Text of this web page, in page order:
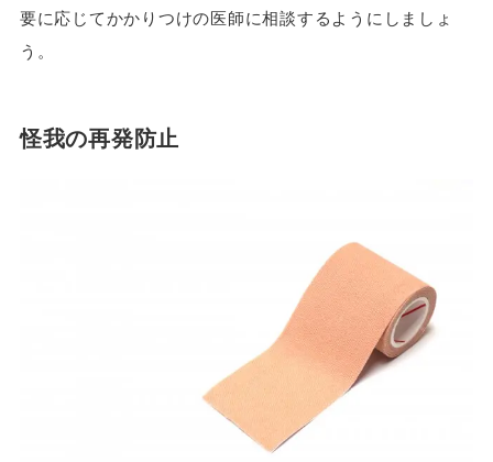
要に応じてかかりつけの医師に相談するようにしましょ
う。
怪我の再発防止